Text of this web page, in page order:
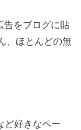
告をブログに貼
、ほとんどの無
ど好きなペー